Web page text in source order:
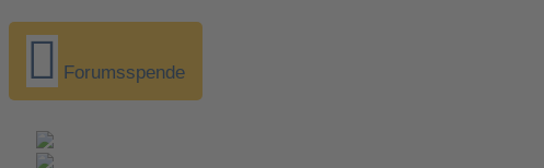
Forumsspende